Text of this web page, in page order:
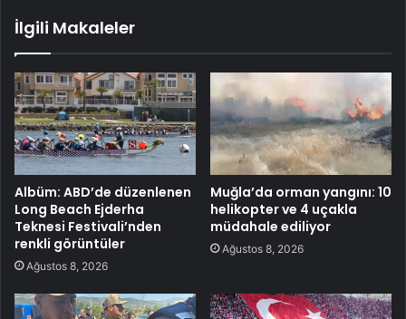
İlgili Makaleler
Albüm: ABD’de düzenlenen
Long Beach Ejderha
Teknesi Festivali’nden
renkli görüntüler
Ağustos 8, 2026
Muğla’da orman yangını: 10
helikopter ve 4 uçakla
müdahale ediliyor
Ağustos 8, 2026